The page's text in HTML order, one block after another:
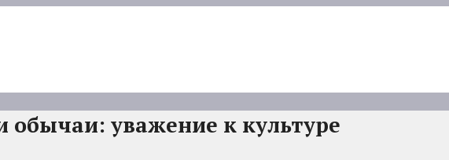
уважение к культуре